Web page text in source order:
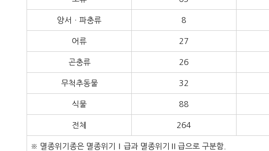
양서ㆍ파충류 8
어류 27
곤충류 26
무척추동물 32
식물 88
전체 264
※ 멸종위기종은 멸종위기Ⅰ급과 멸종위기Ⅱ급으로 구분함.